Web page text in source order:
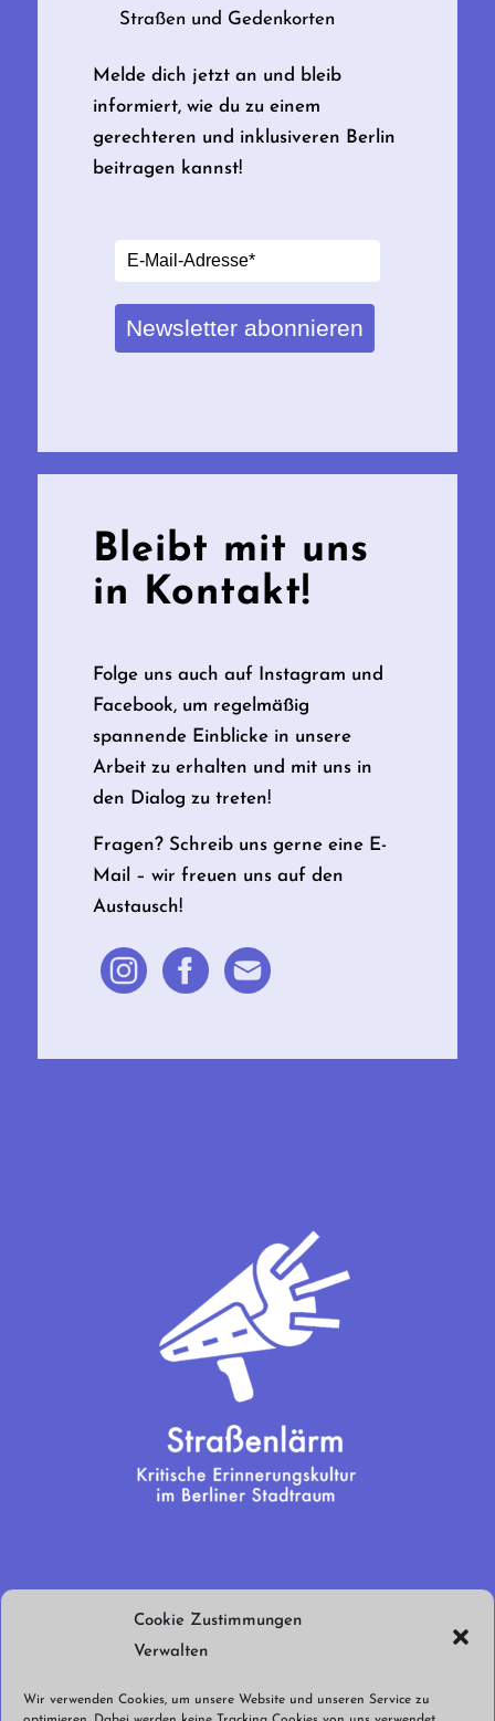
Cookie Zustimmungen
Verwalten
Wir verwenden Cookies, um unsere Website und unseren Service zu
Straßen und Gedenkorten
Melde dich jetzt an und bleib
informiert, wie du zu einem
gerechteren und inklusiveren Berlin
beitragen kannst!
Newsletter abonnieren
Bleibt mit uns
in Kontakt!
Folge uns auch auf Instagram und
Facebook, um regelmäßig
spannende Einblicke in unsere
Arbeit zu erhalten und mit uns in
den Dialog zu treten!
Fragen? Schreib uns gerne eine E-
Mail – wir freuen uns auf den
Austausch!
euren Support!
Jetzt spenden!